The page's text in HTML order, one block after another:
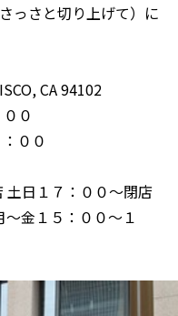
っさと切り上げて）に
CA 94102
０
００
土日１７：００〜閉店
金１５：００〜１